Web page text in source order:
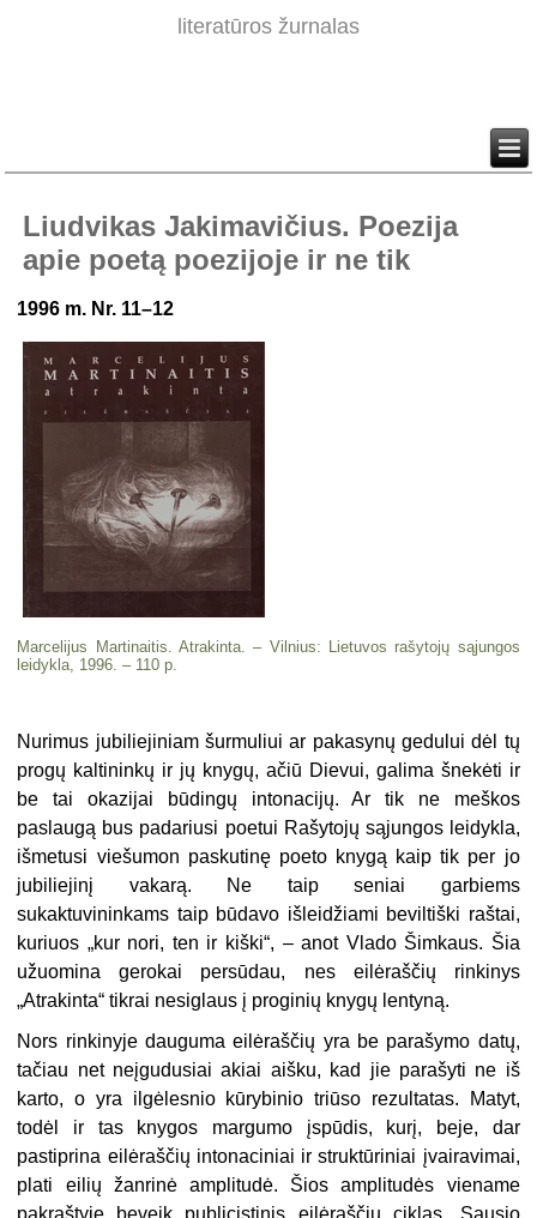
literatūros žurnalas
Liudvikas Jakimavičius. Poezija
apie poetą poezijoje ir ne tik
1996 m. Nr. 11–12
Marcelijus Martinaitis. Atrakinta. – Vilnius: Lietuvos rašy­tojų sąjungos
leidykla, 1996. – 110 p.
Nurimus jubiliejiniam šurmuliui ar pakasynų gedului dėl tų
progų kaltininkų ir jų knygų, ačiū Dievui, galima šnekėti ir
be tai okazijai būdingų intonacijų. Ar tik ne meškos
paslaugą bus padariusi poetui Rašytojų sąjun­gos leidykla,
išmetusi viešumon paskutinę poeto knygą kaip tik per jo
jubiliejinį vakarą. Ne taip seniai garbiems
sukaktuvininkams taip būdavo išleidžiami beviltiški raštai,
kuriuos „kur nori, ten ir kiški“, – anot Vlado Šimkaus. Šia
užuomina gerokai persūdau, nes eilėraščių rinkinys
„Atrakinta“ tikrai nesiglaus į proginių knygų lentyną.
Nors rinkinyje dauguma eilėraščių yra be parašymo datų,
tačiau net neįgudusiai akiai aišku, kad jie parašyti ne iš
karto, o yra ilgėlesnio kūry­binio triūso rezultatas. Matyt,
todėl ir tas knygos margumo įspūdis, kurį, beje, dar
pastiprina eilėraščių intonaciniai ir struktūriniai įvairavimai,
plati eilių žanrinė amplitudė. Šios amplitudės viename
pakraštyje beveik pub­licistinis eilėraščių ciklas „Sausio